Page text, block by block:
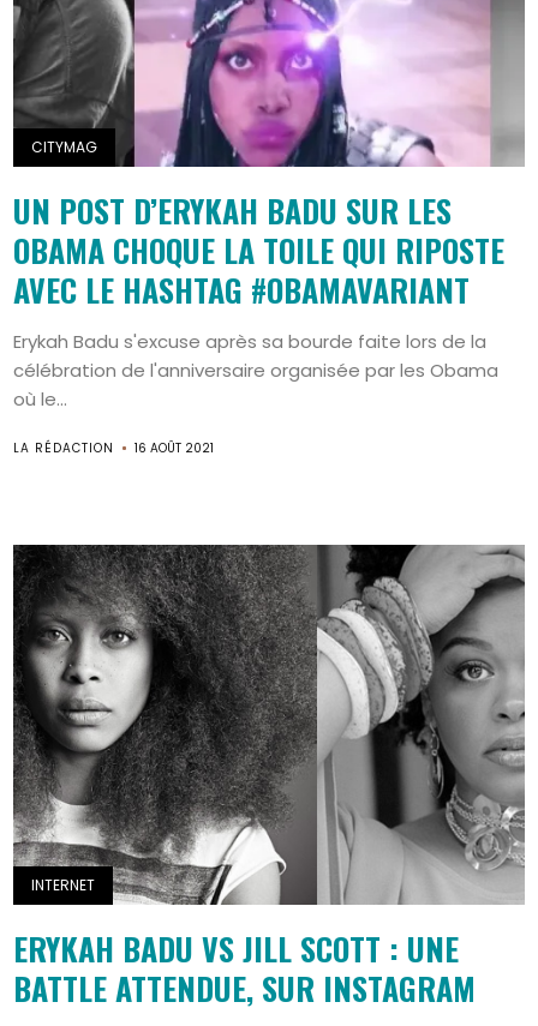
CITYMAG
UN POST D’ERYKAH BADU SUR LES
OBAMA CHOQUE LA TOILE QUI RIPOSTE
AVEC LE HASHTAG #OBAMAVARIANT
Erykah Badu s'excuse après sa bourde faite lors de la
célébration de l'anniversaire organisée par les Obama
où le...
LA RÉDACTION 16 AOÛT 2021
INTERNET
ERYKAH BADU VS JILL SCOTT : UNE
BATTLE ATTENDUE, SUR INSTAGRAM